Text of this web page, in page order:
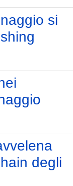
si
degli